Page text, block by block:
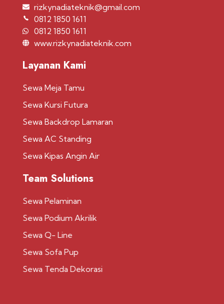
rizkynadiateknik@gmail.com
0812 1850 1611
0812 1850 1611
www.rizkynadiateknik.com
Layanan Kami
Sewa Meja Tamu
Sewa Kursi Futura
Sewa Backdrop Lamaran
Sewa AC Standing
Sewa Kipas Angin Air
Team Solutions
Sewa Pelaminan
Sewa Podium Akrilik
Sewa Q- Line
Sewa Sofa Pup
Sewa Tenda Dekorasi